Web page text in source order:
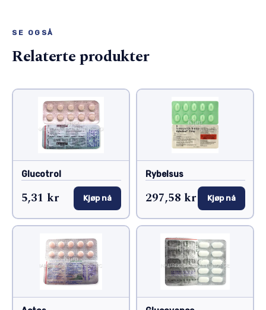
SE OGSÅ
Relaterte produkter
Glucotrol
5,31 kr Kjøp nå
Rybelsus
297,58 kr Kjøp nå